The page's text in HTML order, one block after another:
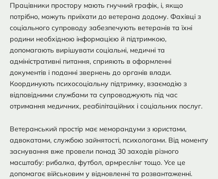
Працівники простору мають гнучний графік, і, якщо
потрібно, можуть приїхати до ветерана додому. Фахівці з
соціального супроводу забезпечують ветеранів та їхні
родини необхідною інформацією й підтримкою,
допомагають вирішувати соціальні, медичні та
адміністративні питання, сприяють в оформленні
документів і поданні звернень до органів влади.
Координують психосоціальну підтримку, взаємодію з
відповідними службами та супроводжують під час
отримання медичних, реабілітаційних і соціальних послуг.
Ветеранський простір має меморандуми з юристами,
адвокатами, службою зайнятості, психологами. Від моменту
заснування вже провели понад 30 заходів різного
масштабу: рибалка, футбол, армреслінг тощо. Усе це
допомагає військовим у відновленні та розвантаженні.